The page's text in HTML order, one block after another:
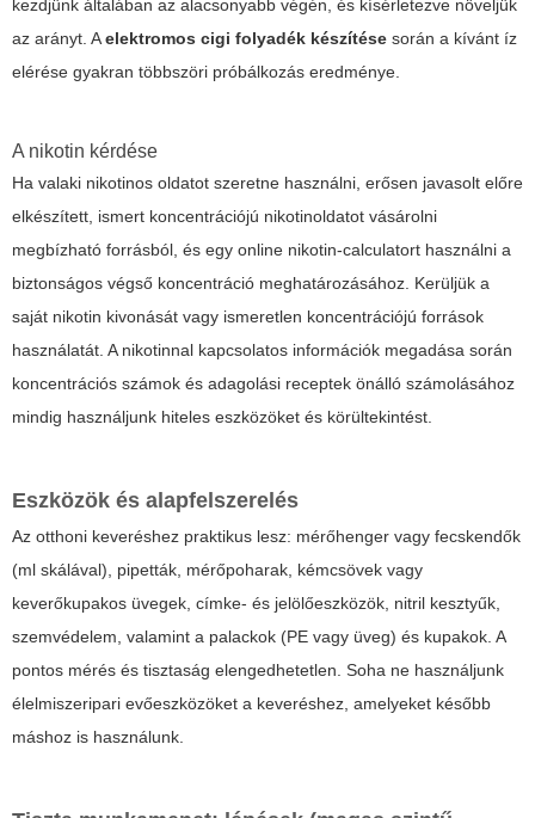
kezdjünk általában az alacsonyabb végén, és kísérletezve növeljük
az arányt. Aelektromos cigi folyadék készítése során a kívánt íz
elérése gyakran többszöri próbálkozás eredménye.
A nikotin kérdése
Ha valaki nikotinos oldatot szeretne használni, erősen javasolt előre
elkészített, ismert koncentrációjú nikotinoldatot vásárolni
megbízható forrásból, és egy online nikotin-calculatort használni a
biztonságos végső koncentráció meghatározásához. Kerüljük a
saját nikotin kivonását vagy ismeretlen koncentrációjú források
használatát. A nikotinnal kapcsolatos információk megadása során
koncentrációs számok és adagolási receptek önálló számolásához
mindig használjunk hiteles eszközöket és körültekintést.
Eszközök és alapfelszerelés
Az otthoni keveréshez praktikus lesz: mérőhenger vagy fecskendők
(ml skálával), pipetták, mérőpoharak, kémcsövek vagy
keverőkupakos üvegek, címke- és jelölőeszközök, nitril kesztyűk,
szemvédelem, valamint a palackok (PE vagy üveg) és kupakok. A
pontos mérés és tisztaság elengedhetetlen. Soha ne használjunk
élelmiszeripari evőeszközöket a keveréshez, amelyeket később
máshoz is használunk.